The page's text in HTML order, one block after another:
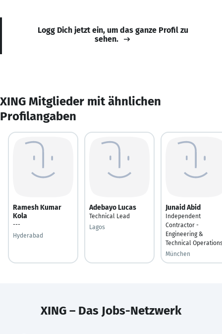
Logg Dich jetzt ein, um das ganze Profil zu
sehen.
XING Mitglieder mit ähnlichen
Profilangaben
Ramesh Kumar
Kola
---
Hyderabad
Adebayo Lucas
Technical Lead
Lagos
Junaid Abid
Independent
Contractor -
Engineering &
Technical
München
XING – Das Jobs-Netzwerk